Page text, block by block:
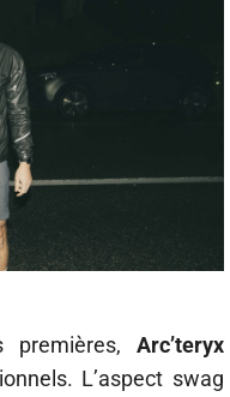
premières, Arc’teryx
L’aspect swag